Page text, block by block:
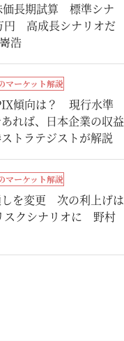
価長期試算 標準シナ
円 高成長シナリオだ
浩
マーケット解説
傾向は？ 現行水準
れば、日本企業の収益
トラテジストが解説
マーケット解説
を変更 次の利上げは
スクシナリオに 野村